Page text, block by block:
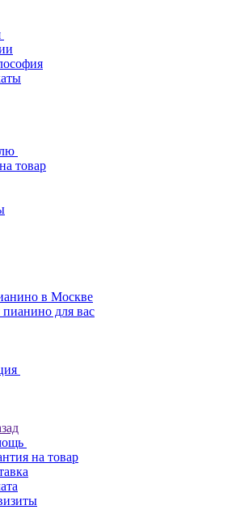
товар
в Москве
для вас
на товар